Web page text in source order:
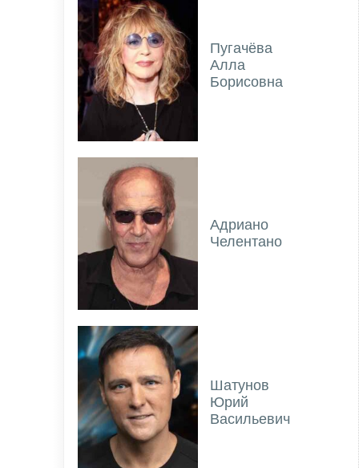
Пугачёва
Алла
Борисовна
Адриано
Челентано
Шатунов
Юрий
Васильевич